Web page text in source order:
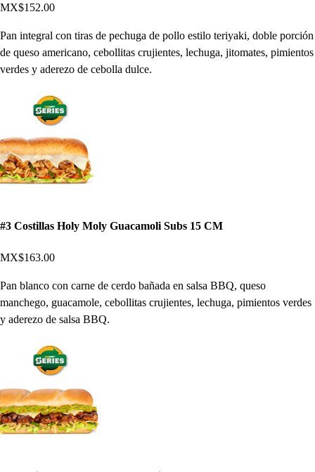
MX$152.00
Pan integral con tiras de pechuga de pollo estilo teriyaki, doble porción
de queso americano, cebollitas crujientes, lechuga, jitomates, pimientos
verdes y aderezo de cebolla dulce.
#3 Costillas Holy Moly Guacamoli Subs 15 CM
MX$163.00
Pan blanco con carne de cerdo bañada en salsa BBQ, queso
manchego, guacamole, cebollitas crujientes, lechuga, pimientos verdes
y aderezo de salsa BBQ.